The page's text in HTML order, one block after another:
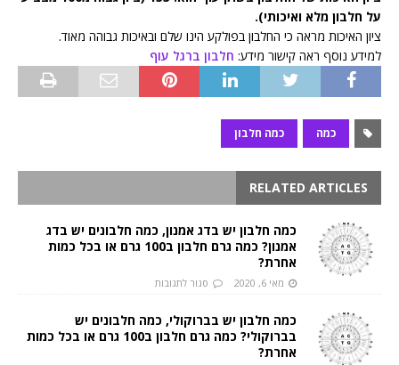
על חלבון מלא ואיכותי).
ציון האיכות מראה כי החלבון בפולקע הינו שלם ובאיכות גבוהה מאוד.
למידע נוסף ראה קישור מידע: חלבון ברגל עוף
כמה כמה חלבון
RELATED ARTICLES
כמה חלבון יש בדג אמנון, כמה חלבונים יש בדג
אמנון? כמה גרם חלבון ב100 גרם או בכל כמות
אחרת?
מאי 6, 2020 סגור לתגובות
כמה חלבון יש בברוקולי, כמה חלבונים יש
בברוקולי? כמה גרם חלבון ב100 גרם או בכל כמות
אחרת?